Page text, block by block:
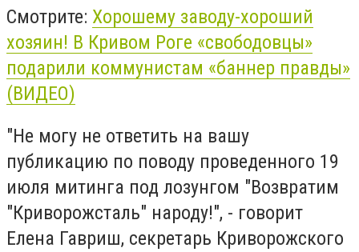
Смотрите: Хорошему заводу-хороший
хозяин! В Кривом Роге «свободовцы»
подарили коммунистам «баннер правды»
(ВИДЕО)
"Не могу не ответить на вашу
публикацию по поводу проведенного 19
июля митинга под лозунгом "Возвратим
"Криворожсталь" народу!", - говорит
Елена Гавриш, секретарь Криворожского